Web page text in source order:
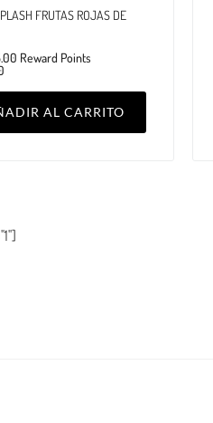
FRUTAS ROJAS DE
Reward Points
AL CARRITO